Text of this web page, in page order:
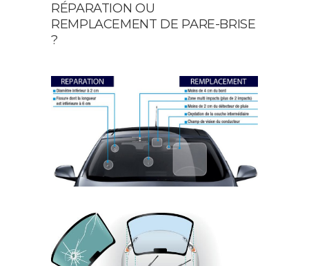
This
field
should
left
blank
RÉPARATION OU
REMPLACEMENT DE PARE-BRISE
?